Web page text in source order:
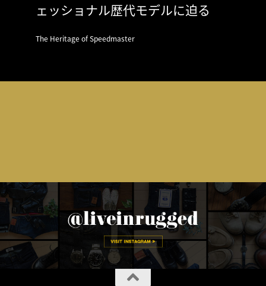
ェッショナル歴代モデルに迫る
The Heritage of Speedmaster